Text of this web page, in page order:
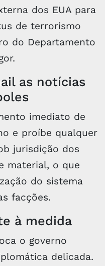
dos EUA para
de terrorismo
do Departamento
as notícias
imediato de
e proíbe qualquer
jurisdição dos
material, o que
do sistema
facções.
à medida
o governo
delicada.